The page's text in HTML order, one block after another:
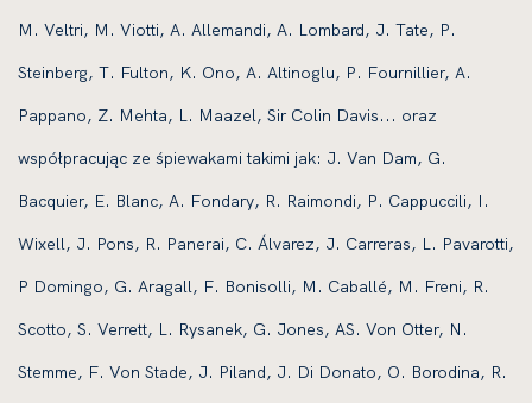
M. Veltri, M. Viotti, A. Allemandi, A. Lombard, J. Tate, P.
Steinberg, T. Fulton, K. Ono, A. Altinoglu, P. Fournillier, A.
Pappano, Z. Mehta, L. Maazel, Sir Colin Davis... oraz
współpracując ze śpiewakami takimi jak: J. Van Dam, G.
Bacquier, E. Blanc, A. Fondary, R. Raimondi, P. Cappuccili, I.
Wixell, J. Pons, R. Panerai, C. Álvarez, J. Carreras, L. Pavarotti,
P Domingo, G. Aragall, F. Bonisolli, M. Caballé, M. Freni, R.
Scotto, S. Verrett, L. Rysanek, G. Jones, AS. Von Otter, N.
Stemme, F. Von Stade, J. Piland, J. Di Donato, O. Borodina, R.